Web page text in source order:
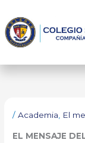
contenido
/Academia, El
EL MENSAJE